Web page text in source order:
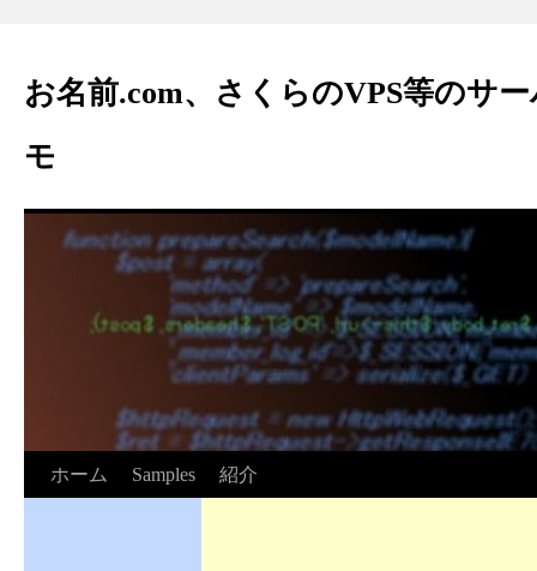
お名前.com、さくらのVPS等のサ
モ
ホーム Samples 紹介